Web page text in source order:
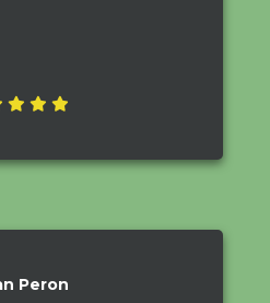
Peron